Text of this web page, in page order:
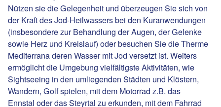
Nützen sie die Gelegenheit und überzeugen Sie sich von
der Kraft des Jod-Heilwassers bei den Kuranwendungen
(insbesondere zur Behandlung der Augen, der Gelenke
sowie Herz und Kreislauf) oder besuchen Sie die Therme
Mediterrana deren Wasser mit Jod versetzt ist. Weiters
ermöglicht die Umgebung vielfältigste Aktivitäten, wie
Sightseeing in den umliegenden Städten und Klöstern,
Wandern, Golf spielen, mit dem Motorrad z.B. das
Ennstal oder das Steyrtal zu erkunden, mit dem Fahrrad